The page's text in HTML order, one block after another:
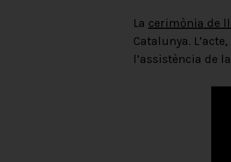
La cerimònia de
Catalunya.
l’assistència de